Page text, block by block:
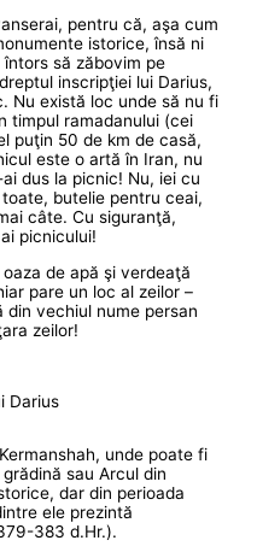
pentru că, aşa cum
istorice, însă ni
să zăbovim pe
inscripţiei lui Darius,
Nu există loc unde să nu fi
timpul ramadanului (cei
puţin 50 de km de casă,
este o artă în Iran, nu
dus la picnic! Nu, iei cu
butelie pentru ceai,
câte. Cu siguranţă,
picnicului!
de apă şi verdeaţă
pare un loc al zeilor –
vechiul nume persan
zeilor!
Darius
unde poate fi
sau Arcul din
dar din perioada
ele prezintă
383 d.Hr.).